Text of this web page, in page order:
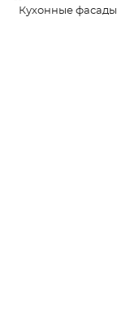
Кухонные фасады